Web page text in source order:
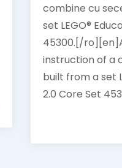
combine cu
set LEGO®
45300.[/
instruction of a
built from a set
2.0 Core Set